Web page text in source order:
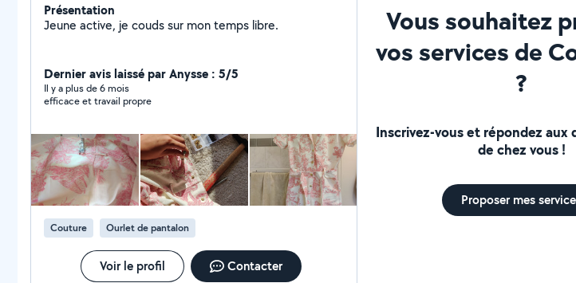
Présentation
Jeune active, je couds sur mon temps libre.
Dernier avis laissé par Anysse : 5/5
Il y a plus de 6 mois
efficace et travail propre
Couture Ourlet de pantalon
Voir le profil Contacter
Vous souhaitez
vos services de
?
Inscrivez-vous et répondez aux
de chez vous !
Proposer mes